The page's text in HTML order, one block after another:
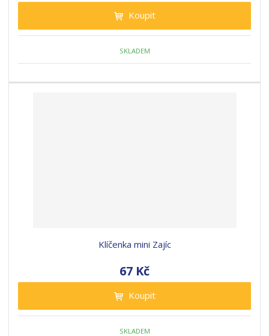
Koupit
SKLADEM
Klíčenka mini Zajíc
67 Kč
Koupit
SKLADEM